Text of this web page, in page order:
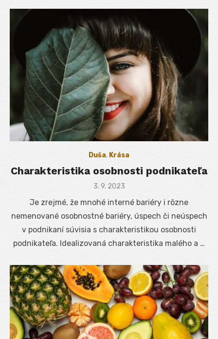
Duša, Krása
Charakteristika osobnosti podnikateľa
Posted
3. 9. 2023
Je zrejmé, že mnohé interné bariéry i rôzne
nemenované osobnostné bariéry, úspech či neúspech
v podnikaní súvisia s charakteristikou osobnosti
podnikateľa. Idealizovaná charakteristika malého a …